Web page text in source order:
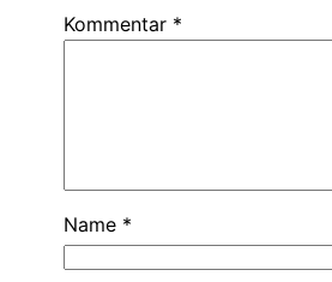
Kommentar *
Name *